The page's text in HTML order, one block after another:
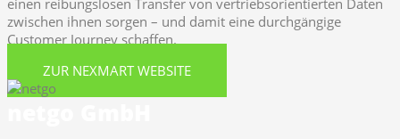
einen reibungslosen Transfer von vertriebsorientierten Daten
zwischen ihnen sorgen – und damit eine durchgängige
Customer Journey schaffen.
ZUR NEXMART WEBSITE